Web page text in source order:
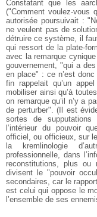
Constatant que les
("Comment voulez-vous
autorisée poursuivait :
ne veulent pas de
détruire ce système, il
qui ressort de la plate-
avec la remarque
gouvernement, "qui a
en place" : ce n’est
fin rappelait qu’un
mobiliser ainsi qu’à
on remarque qu’il n’y a
de perturber". (Il est
sortes de
l’intérieur du pouvoir
officiel, ou officieux, sur
la kremlinologie
professionnelle, dans
reconstitutions, plus
divisent le "pouvoir
secondaires, car le
est celui qui oppose le
l’ensemble de ses